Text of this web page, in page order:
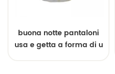
buona notte pantaloni
usa e getta a forma di u